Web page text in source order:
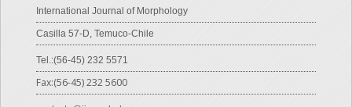
International Journal of Morphology
Casilla 57-D, Temuco-Chile
Tel.:(56-45) 232 5571
Fax:(56-45) 232 5600